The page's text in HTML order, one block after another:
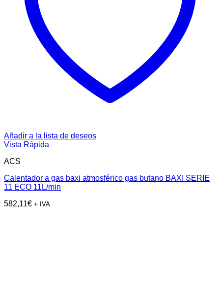
Añadir a la lista de deseos
Vista Rápida
ACS
Calentador a gas baxi atmosférico gas butano BAXI SERIE
11 ECO 11L/min
582,11€ + IVA